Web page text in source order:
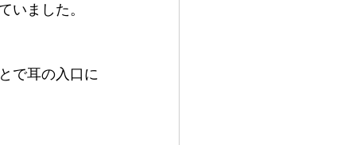
いました。
で耳の入口に